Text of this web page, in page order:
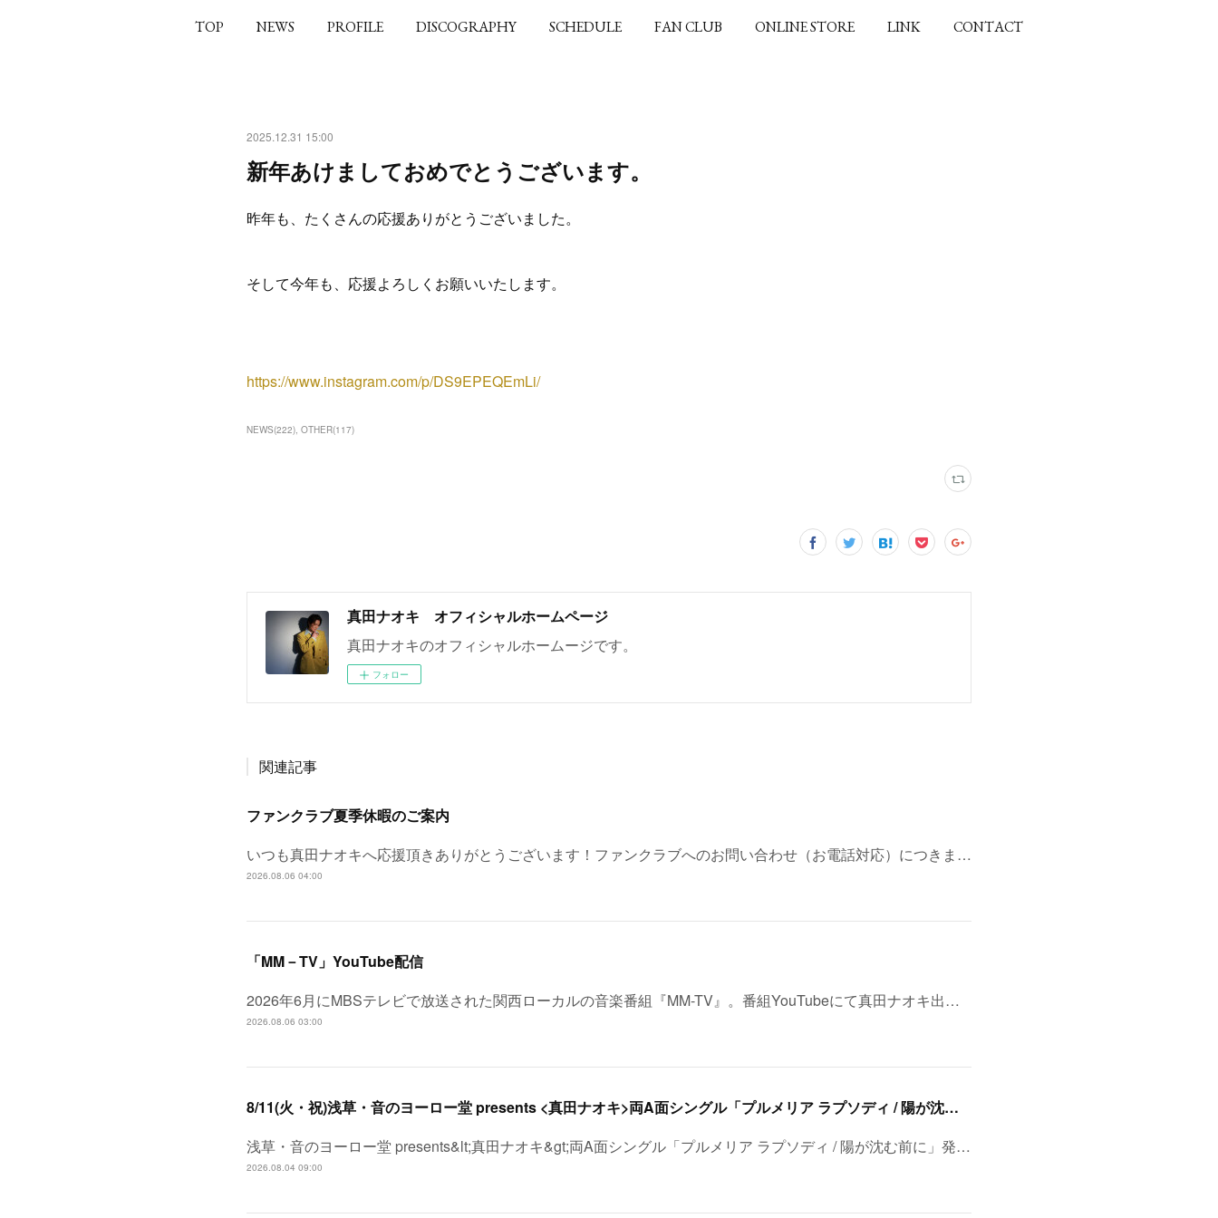
TOP NEWS PROFILE DISCOGRAPHY SCHEDULE FAN CLUB ONLINE STORE LINK CONTACT
2025.12.31 15:00
新年あけましておめでとうございます。
昨年も、たくさんの応援ありがとうございました。
そして今年も、応援よろしくお願いいたします。
https://www.instagram.com/p/DS9EPEQEmLi/
NEWS(222) OTHER(117)
真田ナオキ オフィシャルホームページ
真田ナオキのオフィシャルホームージです。
フォロー
関連記事
ファンクラブ夏季休暇のご案内
いつも真田ナオキへ応援頂きありがとうございます！ファンクラブへのお問い合わせ（お電話対応）につきま…
2026.08.06 04:00
「MM－TV」YouTube配信
2026年6月にMBSテレビで放送された関西ローカルの音楽番組『MM-TV』。番組YouTubeにて真田ナオキ出…
2026.08.06 03:00
8/11(火・祝)浅草・音のヨーロー堂 presents <真田ナオキ>両A面シングル「プルメリア ラプソディ / 陽が沈む前に…」発売記念 スペシャルイベント開催決定！
浅草・音のヨーロー堂 presents&lt;真田ナオキ&gt;両A面シングル「プルメリア ラプソディ / 陽が沈む前に」発…
2026.08.04 09:00